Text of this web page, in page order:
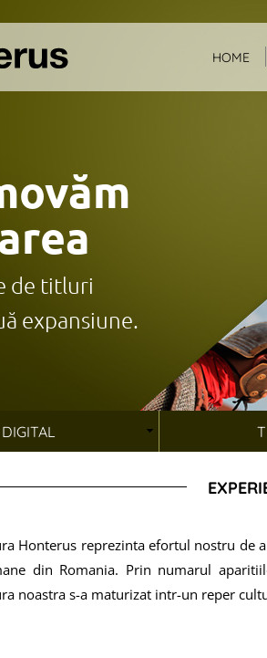
de titluri
expansiune.
HOME
Honterus reprezinta efortul nostru de
din Romania. Prin numarul
noastra s-a maturizat intr-un reper